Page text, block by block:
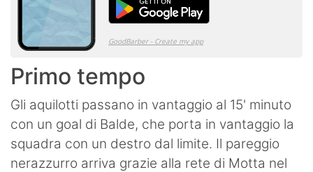
Primo tempo
Gli aquilotti passano in vantaggio al 15' minuto
con un goal di Balde, che porta in vantaggio la
squadra con un destro dal limite. Il pareggio
nerazzurro arriva grazie alla rete di Motta nel